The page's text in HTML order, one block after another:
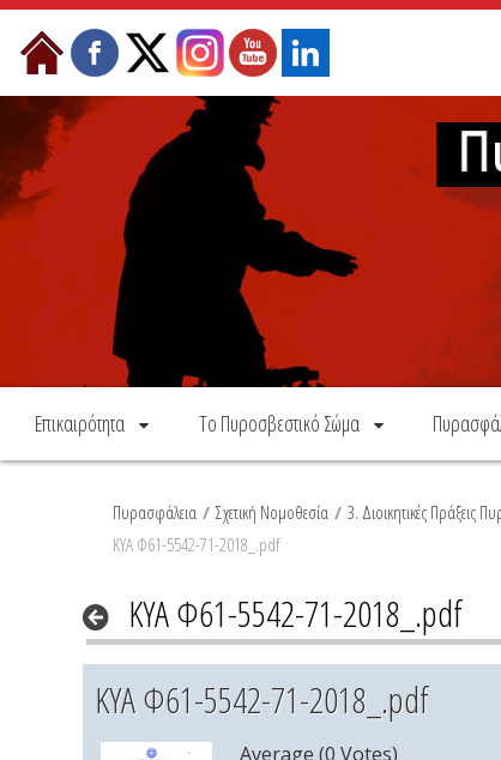
Skip to Content
Επικαιρότητα Το Πυροσβεστικό Σώμα
Πυρασφάλεια / Σχετική Νομοθεσία / 3. Διοικητικές Πράξεις
ΚΥΑ Φ61-5542-71-2018_.pdf
ΚΥΑ Φ61-5542-71-2018_.pdf
ΚΥΑ Φ61-5542-71-2018_.pdf
Average (0 Votes)